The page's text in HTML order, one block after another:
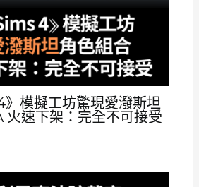
》模擬工坊驚現愛潑斯坦
速下架：完全不可接受